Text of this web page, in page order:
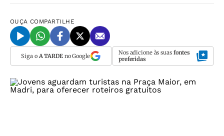
OUÇA COMPARTILHE
Siga o A TARDEno Google Nos adicione às suas fontes
preferidas